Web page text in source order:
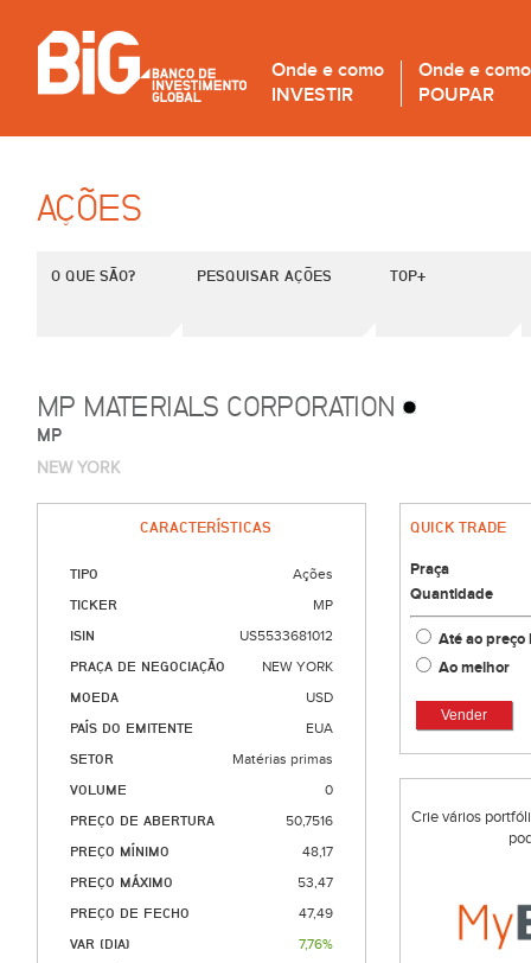
Onde e como
INVESTIR
Onde e como
POUPAR
AÇÕES
O QUE SÃO? PESQUISAR AÇÕES TOP+
MP MATERIALS CORPORATION
MP
NEW YORK
CARACTERÍSTICAS
TIPO Ações
TICKER MP
ISIN US5533681012
PRAÇA DE NEGOCIAÇÃO NEW YORK
MOEDA USD
PAÍS DO EMITENTE EUA
SETOR Matérias primas
VOLUME 0
PREÇO DE ABERTURA 50,7516
PREÇO MÍNIMO 48,17
PREÇO MÁXIMO 53,47
PREÇO DE FECHO 47,49
VAR (DIA) 7,76%
QUICK TRADE
Praça
Quantidade
Até ao
Ao melhor
Vender
Crie vários